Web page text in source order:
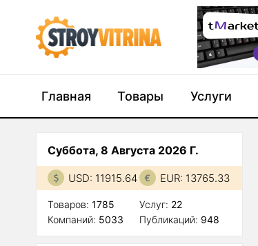
Главная Товары Услуги
Суббота, 8 Августа 2026 Г.
USD: 11915.64 EUR: 13765.33
Товаров: 1785
Компаний: 5033
Услуг: 22
Публикаций: 948